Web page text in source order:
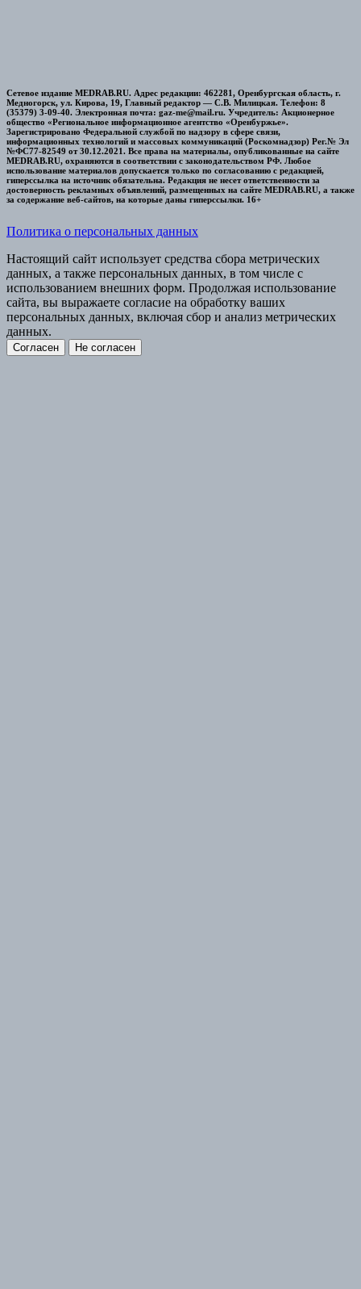
Сетевое издание MEDRAB.RU. Адрес редакции: 462281, Оренбургская область, г.
Медногорск, ул. Кирова, 19, Главный редактор — С.В. Милицкая. Телефон: 8
(35379) 3-09-40. Электронная почта: gaz-me@mail.ru. Учредитель: Акционерное
общество «Региональное информационное агентство «Оренбуржье».
Зарегистрировано Федеральной службой по надзору в сфере связи,
информационных технологий и массовых коммуникаций (Роскомнадзор) Рег.№ Эл
№ФС77-82549 от 30.12.2021. Все права на материалы, опубликованные на сайте
MEDRAB.RU, охраняются в соответствии с законодательством РФ. Любое
использование материалов допускается только по согласованию с редакцией,
гиперссылка на источник обязательна. Редакция не несет ответственности за
достоверность рекламных объявлений, размещенных на сайте MEDRAB.RU, а также
за содержание веб-сайтов, на которые даны гиперссылки. 16+
Политика о персональных данных
Настоящий сайт использует средства сбора метрических
данных, а также персональных данных, в том числе с
использованием внешних форм. Продолжая использование
сайта, вы выражаете согласие на обработку ваших
персональных данных, включая сбор и анализ метрических
данных.
Согласен Не согласен